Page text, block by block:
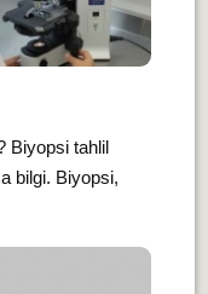
Biyopsi tahlil
bilgi. Biyopsi,